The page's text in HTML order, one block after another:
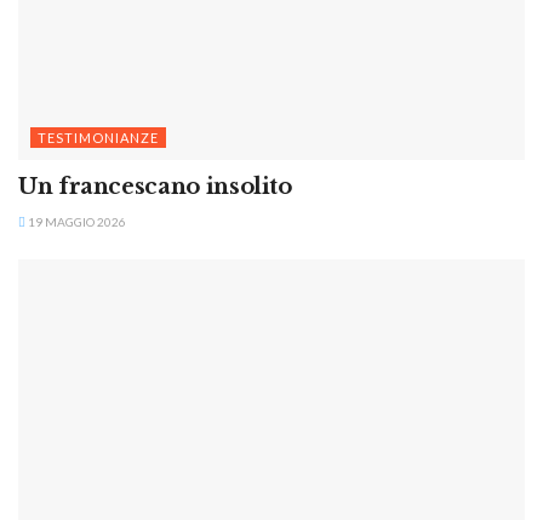
TESTIMONIANZE
Un francescano insolito
19 MAGGIO 2026